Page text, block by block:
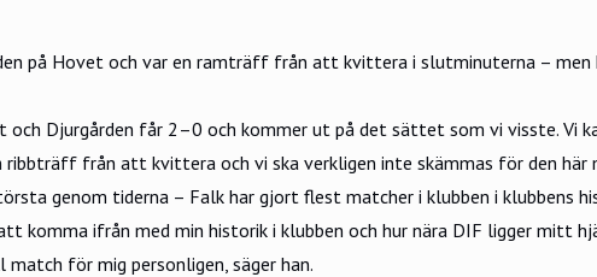
på Hovet och var en ramträff från att kvittera i slutminuterna –
Djurgården får 2–0 och kommer ut på det sättet som vi visste. Vi
ribbträff från att kvittera och vi ska verkligen inte skämmas för den
genom tiderna – Falk har gjort flest matcher i klubben i klubbens
komma ifrån med min historik i klubben och hur nära DIF ligger mitt
match för mig personligen, säger han.